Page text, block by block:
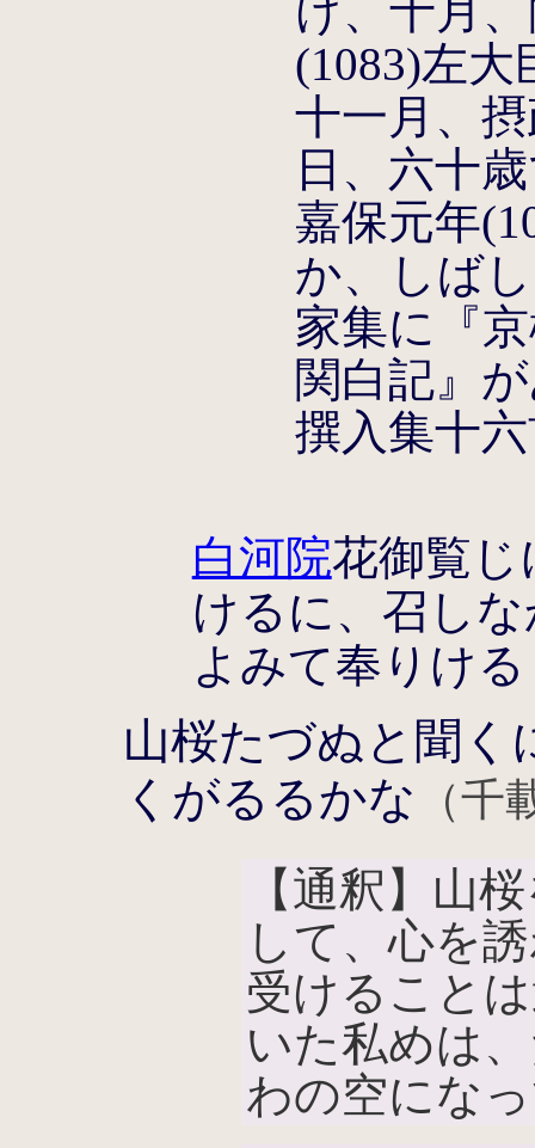
け、十月
(1083)左大
十一月、
日、六十
嘉保元年
か、しば
家集に『
関白記』
撰入集十
白河院花御覧
けるに、召し
よみて奉りける
山桜たづぬと聞く
くがるるかな （千
【通釈】山
して、心を
受けること
いた私めは
わの空にな